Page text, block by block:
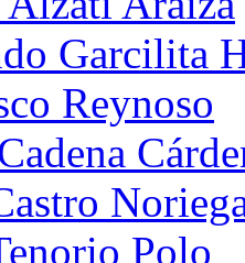
Garcilita
Reynoso
Polo